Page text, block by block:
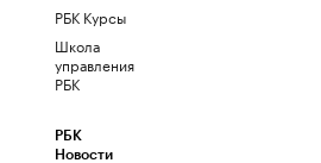
РБК Курсы
Школа
управления
РБК
РБК
Новости